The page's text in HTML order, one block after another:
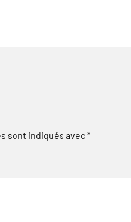
sont indiqués avec*